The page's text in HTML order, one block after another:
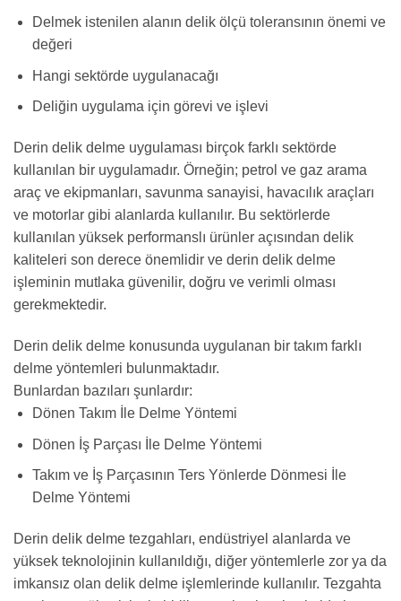
Delmek istenilen alanın delik ölçü toleransının önemi ve
değeri
Hangi sektörde uygulanacağı
Deliğin uygulama için görevi ve işlevi
Derin delik delme uygulaması birçok farklı sektörde
kullanılan bir uygulamadır. Örneğin; petrol ve gaz arama
araç ve ekipmanları, savunma sanayisi, havacılık araçları
ve motorlar gibi alanlarda kullanılır. Bu sektörlerde
kullanılan yüksek performanslı ürünler açısından delik
kaliteleri son derece önemlidir ve derin delik delme
işleminin mutlaka güvenilir, doğru ve verimli olması
gerekmektedir.
Derin delik delme konusunda uygulanan bir takım farklı
delme yöntemleri bulunmaktadır.
Bunlardan bazıları şunlardır:
Dönen Takım İle Delme Yöntemi
Dönen İş Parçası İle Delme Yöntemi
Takım ve İş Parçasının Ters Yönlerde Dönmesi İle
Delme Yöntemi
Derin delik delme tezgahları, endüstriyel alanlarda ve
yüksek teknolojinin kullanıldığı, diğer yöntemlerle zor ya da
imkansız olan delik delme işlemlerinde kullanılır. Tezgahta